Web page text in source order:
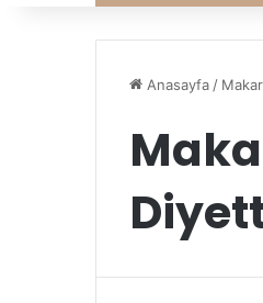
Anasayfa /